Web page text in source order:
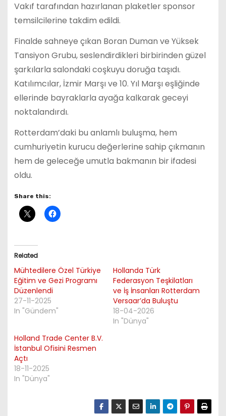
Vakıf tarafından hazırlanan plaketler sponsor
temsilcilerine takdim edildi.
Finalde sahneye çıkan Boran Duman ve Yüksek
Tansiyon Grubu, seslendirdikleri birbirinden güzel
şarkılarla salondaki coşkuyu doruğa taşıdı.
Katılımcılar, İzmir Marşı ve 10. Yıl Marşı eşliğinde
ellerinde bayraklarla ayağa kalkarak geceyi
noktalandırdı.
Rotterdam’daki bu anlamlı buluşma, hem
cumhuriyetin kurucu değerlerine sahip çıkmanın
hem de geleceğe umutla bakmanın bir ifadesi
oldu.
Share this:
Related
Mühtedilere Özel Türkiye
Eğitim ve Gezi Programı
Düzenlendi
27-11-2025
In "Gündem"
Hollanda Türk
Federasyon Teşkilatları
ve İş İnsanları Rotterdam
Versaar’da Buluştu
18-04-2026
In "Dünya"
Holland Trade Center B.V.
İstanbul Ofisini Resmen
Açtı
18-11-2025
In "Dünya"